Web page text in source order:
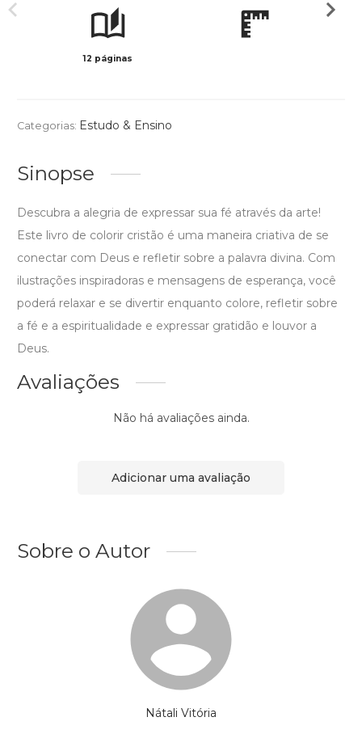
12 páginas
Categorias: Estudo & Ensino
Sinopse
Descubra a alegria de expressar sua fé através da arte!
Este livro de colorir cristão é uma maneira criativa de se
conectar com Deus e refletir sobre a palavra divina. Com
ilustrações inspiradoras e mensagens de esperança, você
poderá relaxar e se divertir enquanto colore, refletir sobre
a fé e a espiritualidade e expressar gratidão e louvor a
Deus.
Avaliações
Não há avaliações ainda.
Adicionar uma avaliação
Sobre o Autor
Nátali Vitória